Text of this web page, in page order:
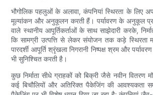
भौगोलिक पहलुओं के अलावा, कंपनियां स्थिरता के लिए
मूल्यांकन और अनुकूलन करती हैं। पर्यावरण के अनुकूल
वाले स्थानीय आपूर्तिकर्ताओं के साथ साझेदारी करके,
कि सामग्री उत्पत्ति से लेकर संयोजन तक कड़े स्थिरता
पारदर्शी आपूर्ति श्रृंखला निगरानी निष्पक्ष श्रम और
भी सुनिश्चित करती है।
कुछ निर्माता सीधे ग्राहकों को बिक्री जैसे नवीन
कई बिचौलियों और अतिरिक्त पैकेजिंग की आवश्यकता